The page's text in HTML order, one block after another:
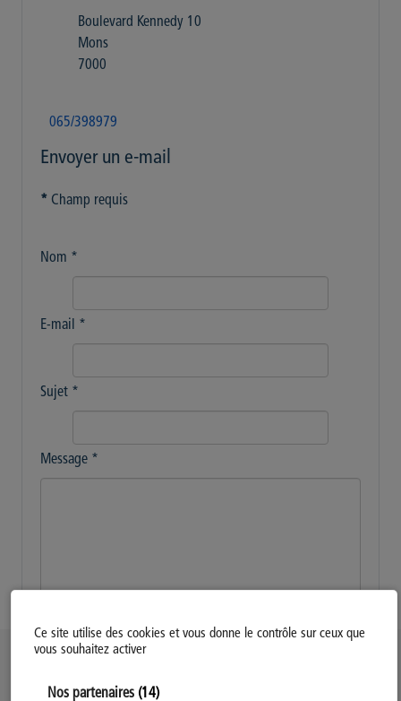
Ce site utilise des cookies et vous donne le contrôle sur ceux que
vous souhaitez activer
Nos partenaires (14)
Boulevard Kennedy 10
Mons
7000
065/398979
Envoyer un e-mail
* Champ requis
Nom *
E-mail *
Sujet *
Message *